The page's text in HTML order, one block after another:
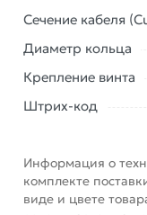
заказ и свяжутся
доставки или
онлайн заказа
описанием,
Данний товар от
обязательно).
Сечение кабеля
Диаметр кольца
Крепление винта
Штрих-код
Информация о
комплекте
виде и цвете